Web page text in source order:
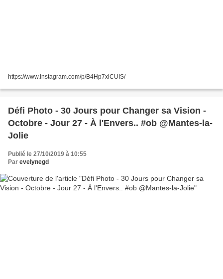
https://www.instagram.com/p/B4Hp7xlCUIS/
Défi Photo - 30 Jours pour Changer sa Vision -
Octobre - Jour 27 - À l'Envers.. #ob @Mantes-la-
Jolie
Publié le 27/10/2019 à 10:55
Par evelynegd